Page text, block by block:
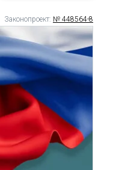
Законопроект: № 448564-8